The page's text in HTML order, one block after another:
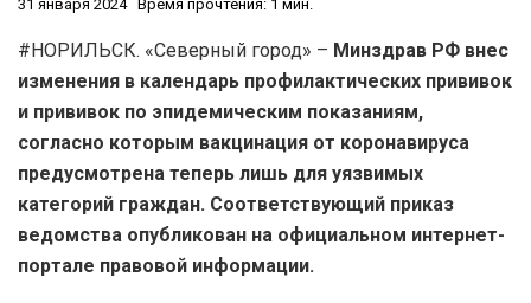
31 января 2024 Время прочтения: 1 мин.
#НОРИЛЬСК. «Северный город» – Минздрав РФ внес
изменения в календарь профилактических прививок
и прививок по эпидемическим показаниям,
согласно которым вакцинация от коронавируса
предусмотрена теперь лишь для уязвимых
категорий граждан. Соответствующий приказ
ведомства опубликован на официальном интернет-
портале правовой информации.